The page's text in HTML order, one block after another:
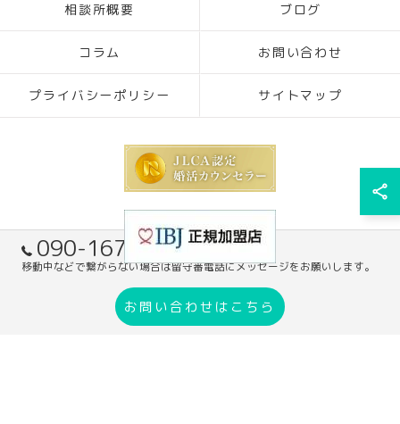
090-1671-7305
移動中などで繋がらない場合は留守番電話にメッセージをお願いします。
お問い合わせはこちら
相談所概要 ブログ
コラム お問い合わせ
プライバシーポリシー サイトマップ
© 2026 奈良の結婚相談所ならブライダルサポート HaRiS mariage ALL RIGHTS
RESERVED.